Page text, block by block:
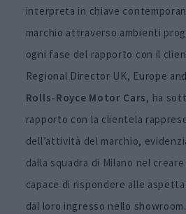
interpreta in chiave
marchio attraverso ambienti
ogni fase del rapporto con il
Regional Director UK, Europe
Rolls-Royce Motor Cars, ha
rapporto con la clientela
dell’attività del marchio,
dalla squadra di Milano nel
capace di rispondere alle
dal loro ingresso nello showroom.